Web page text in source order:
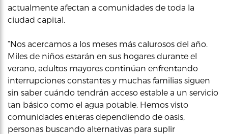
actualmente afectan a comunidades de toda la
ciudad capital.
“Nos acercamos a los meses más calurosos del año.
Miles de niños estarán en sus hogares durante el
verano, adultos mayores continúan enfrentando
interrupciones constantes y muchas familias siguen
sin saber cuándo tendrán acceso estable a un servicio
tan básico como el agua potable. Hemos visto
comunidades enteras dependiendo de oasis,
personas buscando alternativas para suplir